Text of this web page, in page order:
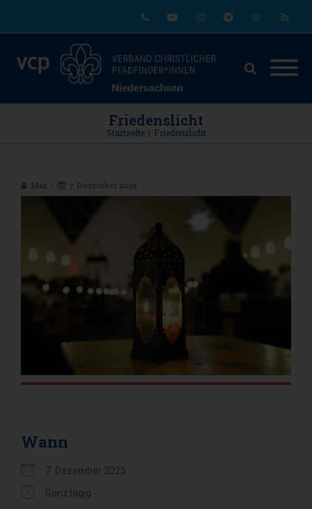
Friedenslicht
Startseite | Friedenslicht
Max 7. Dezember 2025
Wann
7. Dezember 2025
Ganztägig